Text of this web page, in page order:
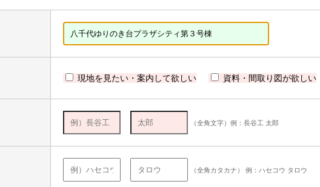
現地を見たい・案内して欲しい 資料・間取り図が欲しい
（全角文字）例：長谷工 太郎
（全角カタカナ） 例：ハセコウ タロウ